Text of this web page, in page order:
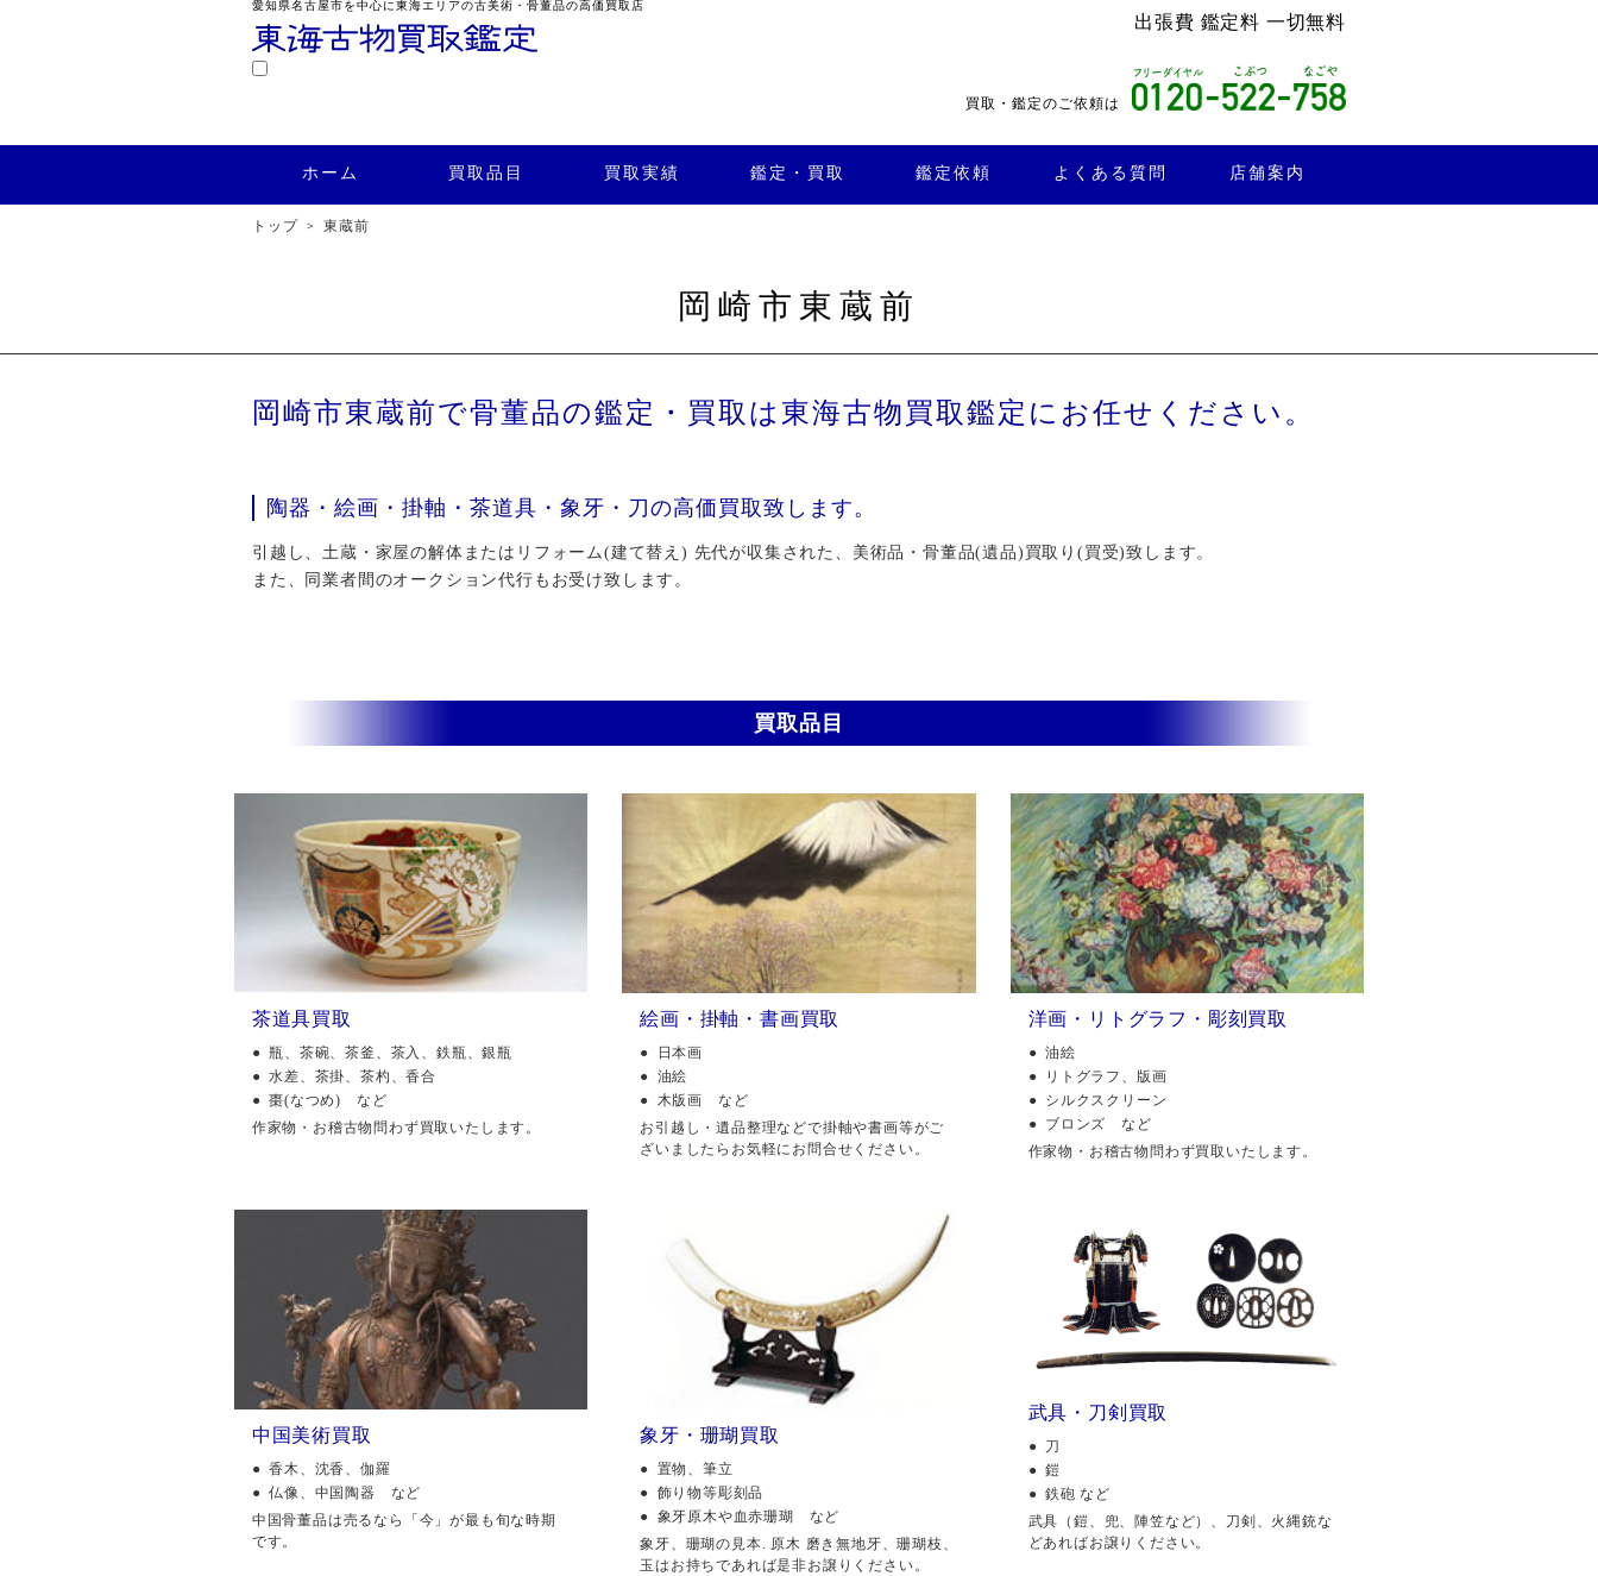
愛知県名古屋市を中心に東海エリアの古美術・骨董品の高価買取店
出張費 鑑定料 一切無料
買取・鑑定のご依頼は
ホーム 買取品目 買取実績 鑑定・買取 鑑定依頼 よくある質問 店舗案内
トップ 東蔵前
岡崎市東蔵前
岡崎市東蔵前で骨董品の鑑定・買取は東海古物買取鑑定にお任せください。
陶器・絵画・掛軸・茶道具・象牙・刀の高価買取致します。
引越し、土蔵・家屋の解体またはリフォーム(建て替え) 先代が収集された、美術品・骨董品(遺品)買取り(買受)致します。
また、同業者間のオークション代行もお受け致します。
買取品目
茶道具買取
瓶、茶碗、茶釜、茶入、鉄瓶、銀瓶
水差、茶掛、茶杓、香合
棗(なつめ) など
作家物・お稽古物問わず買取いたします。
絵画・掛軸・書画買取
日本画
油絵
木版画 など
お引越し・遺品整理などで掛軸や書画等がご
ざいましたらお気軽にお問合せください。
洋画・リトグラフ・彫刻買取
油絵
リトグラフ、版画
シルクスクリーン
ブロンズ など
作家物・お稽古物問わず買取いたします。
中国美術買取
香木、沈香、伽羅
仏像、中国陶器 など
中国骨董品は売るなら「今」が最も旬な時期
です。
象牙・珊瑚買取
置物、筆立
飾り物等彫刻品
象牙原木や血赤珊瑚 など
象牙、珊瑚の見本. 原木 磨き無地牙、珊瑚枝、
玉はお持ちであれば是非お譲りください。
武具・刀剣買取
刀
鎧
鉄砲 など
武具（鎧、兜、陣笠など）、刀剣、火縄銃な
どあればお譲りください。